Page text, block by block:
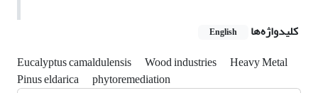
کلیدواژه‌ها
English
Eucalyptus camaldulensis Wood industries
Heavy Metal
Pinus eldarica
phytoremediation